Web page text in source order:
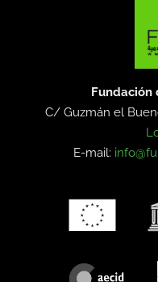
Fundación
C/ Guzmán el
E-mail: